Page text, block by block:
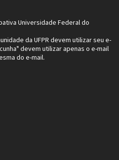
Universidade Federal do
da UFPR devem utilizar seu e-
devem utilizar apenas o e-mail
do e-mail.